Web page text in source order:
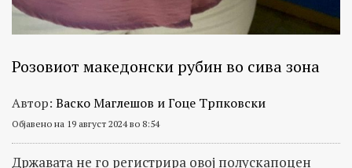
Розовиот македонски рубин во сива зона
Автор: Васко Маглешов и Гоце Трпковски
Објавено на 19 август 2024 во 8:54
Државата не го регистрира овој полускапоцен